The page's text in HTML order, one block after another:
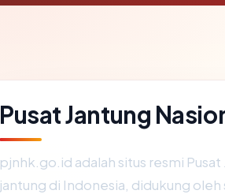
Pusat Jantung
pjnhk.go.id adalah situs resmi
jantung di Indonesia, didukung